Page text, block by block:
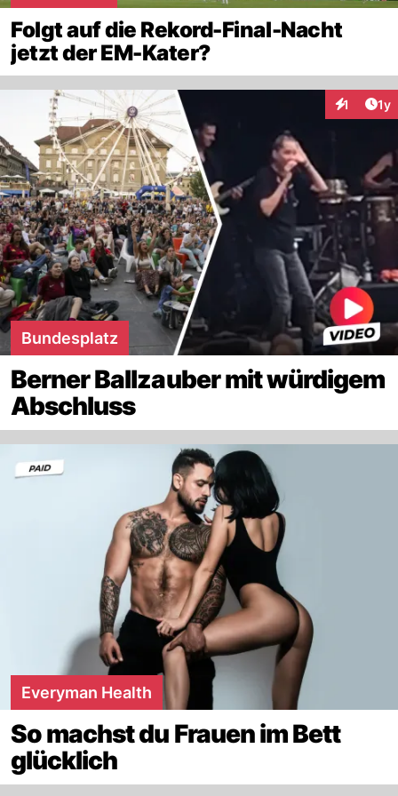
Folgt auf die Rekord-Final-Nacht
jetzt der EM-Kater?
1 1y
Bundesplatz
Berner Ballzauber mit würdigem
Abschluss
Everyman Health
So machst du Frauen im Bett
glücklich